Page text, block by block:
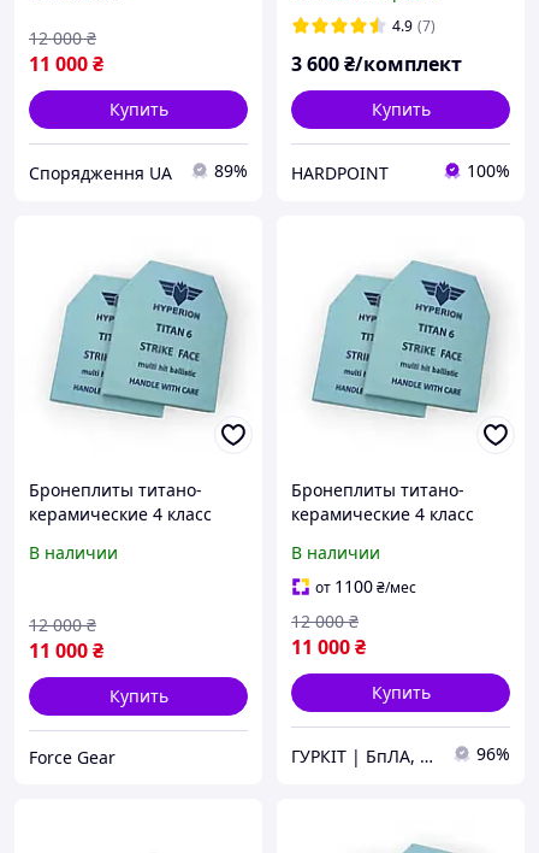
11 000₴
12 000 ₴
Купить
Спорядження UA 89%
металлические
бронежилет
4.9 (7)
3 600₴/комплект
Купить
HARDPOINT 100%
Бронеплиты титано-
керамические 4 класс
(комплект 2 шт, 2,2 кг)
В наличии
11 000₴
12 000 ₴
Купить
Force Gear
Бронеплиты титано-
керамические 4 класс
(комплект 2 шт, 2,2 кг)
В наличии
от 1100₴/мес
11 000₴
12 000 ₴
Купить
ГУРКІТ | БпЛА, катапульти в Україні 96%